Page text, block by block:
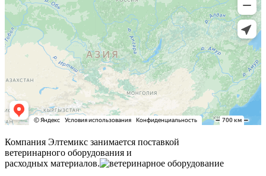
Компания Элтемикс занимается поставкой
ветеринарного оборудования и
расходных материалов.